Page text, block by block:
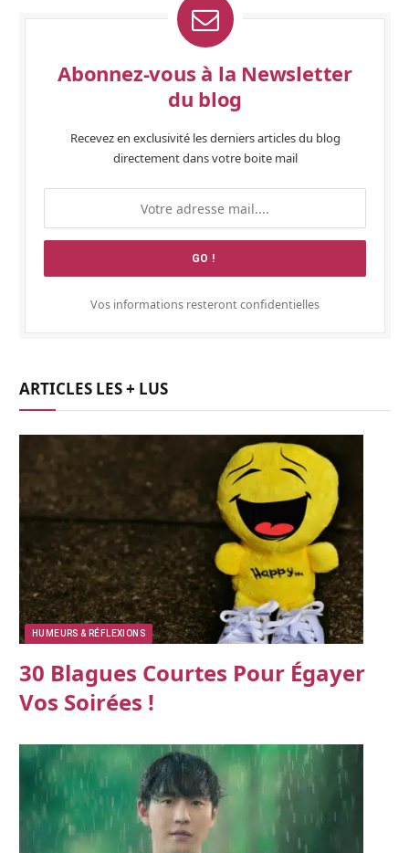
Abonnez-vous à la Newsletter
du blog
Recevez en exclusivité les derniers articles du blog
directement dans votre boite mail
Vos informations resteront confidentielles
ARTICLES LES + LUS
HUMEURS & RÉFLEXIONS
30 Blagues Courtes Pour Égayer
Vos Soirées !